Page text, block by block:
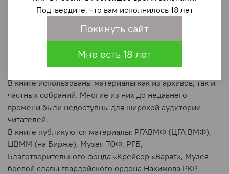
цветные изображения редких исторических документов
подвига крейсера при Чемульпо.
приведены технические характеристики крейсера,
которые ранее также не публиковались.
В книге использованы материалы как из архивов, так и
частных собраний. Многие из них до недавнего
времени были недоступны для широкой аудитории
читателей.
В книге публикуются материалы: РГАВМФ (ЦГА ВМФ),
ЦВММ (на Бирже), Музея ТОФ, РГБ,
Благотворительного фонда «Крейсер «Варяг», Музея
боевой славы гвардейского ордена Нахимова РКР
Подтвердите, что вам исполнилось 18 лет
Покинуть сайт
Мне есть 18 лет